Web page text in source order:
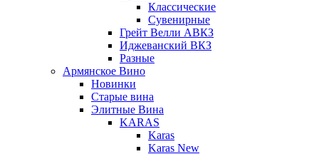
Классические
Сувенирные
Грейт Велли АВКЗ
Иджеванский ВКЗ
Разные
Армянское Вино
Новинки
Старые вина
Элитные Вина
KARAS
Karas
Karas New